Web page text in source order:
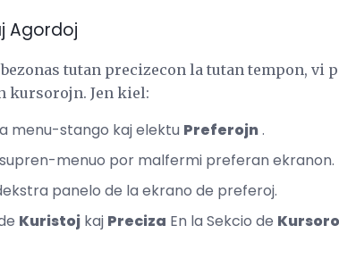
Agordoj
tutan precizecon la tutan tempon, vi
kursorojn. Jen kiel:
menu-stango kaj elektu Preferojn.
menuo por malfermi preferan ekranon.
panelo de la ekrano de preferoj.
Kuristoj kaj Preciza En la Sekcio de